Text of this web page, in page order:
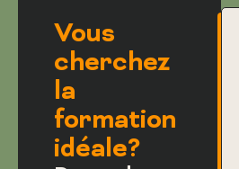
Vous
cherchez
la
formation
idéale?